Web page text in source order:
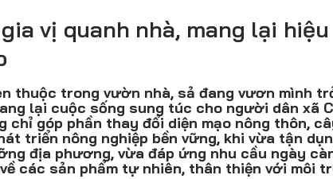
vị quanh nhà, mang lại
thuộc trong vườn nhà, sả đang vươn mình
lại cuộc sống sung túc cho người dân xã
chỉ góp phần thay đổi diện mạo nông thôn,
triển nông nghiệp bền vững, khi vừa tận
địa phương, vừa đáp ứng nhu cầu ngày
các sản phẩm tự nhiên, thân thiện với môi